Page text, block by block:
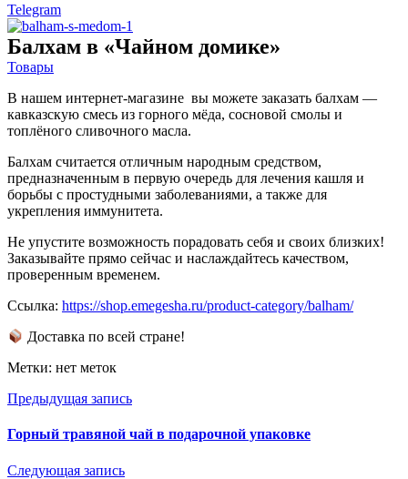
Telegram
Балхам в «Чайном домике»
Товары
В нашем интернет-магазине вы можете заказать балхам —
кавказскую смесь из горного мёда, сосновой смолы и
топлёного сливочного масла.
Балхам считается отличным народным средством,
предназначенным в первую очередь для лечения кашля и
борьбы с простудными заболеваниями, а также для
укрепления иммунитета.
Не упустите возможность порадовать себя и своих близких!
Заказывайте прямо сейчас и наслаждайтесь качеством,
проверенным временем.
Ссылка: https://shop.emegesha.ru/product-category/balham/
Доставка по всей стране!
Метки: нет меток
Предыдущая запись
Горный травяной чай в подарочной упаковке
Следующая запись